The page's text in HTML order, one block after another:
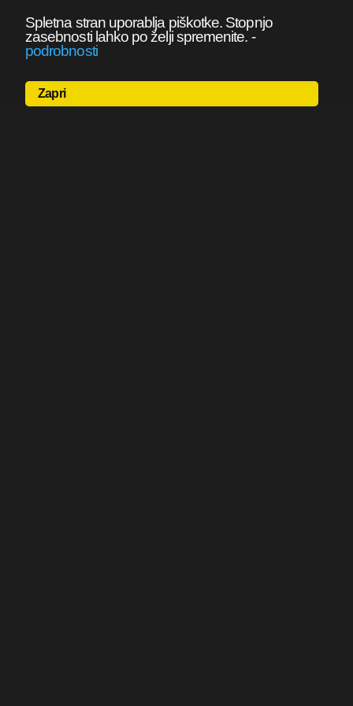
Spletna stran uporablja piškotke. Stopnjo
zasebnosti lahko po želji spremenite. -
podrobnosti
Zapri